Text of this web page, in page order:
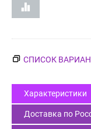
СПИСОК
Характеристики
Доставка по